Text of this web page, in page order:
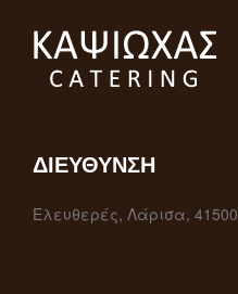
ΔΙΕΎΘΥΝΣΗ
Ελευθερές, Λάρισα, 41500